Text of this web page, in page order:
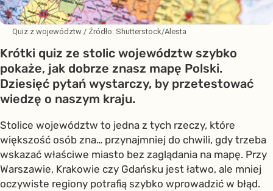
Quiz z województw / Źródło: Shutterstock/Alesta
Krótki quiz ze stolic województw szybko
pokaże, jak dobrze znasz mapę Polski.
Dziesięć pytań wystarczy, by przetestować
wiedzę o naszym kraju.
Stolice województw to jedna z tych rzeczy, które
większość osób zna… przynajmniej do chwili, gdy trzeba
wskazać właściwe miasto bez zaglądania na mapę. Przy
Warszawie, Krakowie czy Gdańsku jest łatwo, ale mniej
oczywiste regiony potrafią szybko wprowadzić w błąd.